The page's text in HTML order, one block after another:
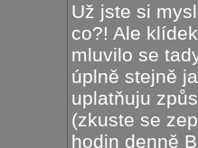
Už jste si
co?! Ale
mluvilo se
úplně stejně
uplatňuju
(zkuste se
hodin denně